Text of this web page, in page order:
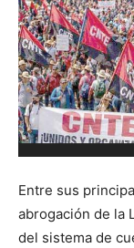
Entre sus
abrogación de la
del sistema de